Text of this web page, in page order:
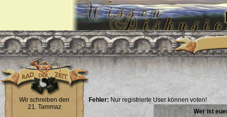
Wir schreiben den
21. Tammaz
Fehler:Nur registrierte User können voten!
Wer ist